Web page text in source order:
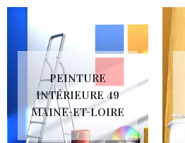
PEINTURE
INTÉRIEURE 49
MAINE-ET-LOIRE